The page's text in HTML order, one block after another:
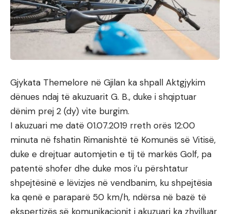
Gjykata Themelore në Gjilan ka shpall Aktgjykim
dënues ndaj të akuzuarit G. B., duke i shqiptuar
dënim prej 2 (dy) vite burgim.
I akuzuari me datë 01.07.2019 rreth orës 12:00
minuta në fshatin Rimanishtë të Komunës së Vitisë,
duke e drejtuar automjetin e tij të markës Golf, pa
patentë shofer dhe duke mos i’u përshtatur
shpejtësinë e lëvizjes në vendbanim, ku shpejtësia
ka qenë e paraparë 50 km/h, ndërsa në bazë të
ekspertizës së komunikacionit i akuzuari ka zhvilluar